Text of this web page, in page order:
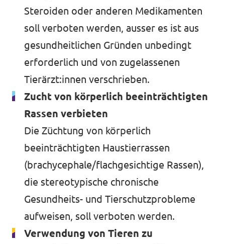
Steroiden oder anderen Medikamenten
soll verboten werden, ausser es ist aus
gesundheitlichen Gründen unbedingt
erforderlich und von zugelassenen
Tierärzt:innen verschrieben.
Zucht von körperlich beeinträchtigten
Rassen verbieten
Die Züchtung von körperlich
beeinträchtigten Haustierrassen
(brachycephale/flachgesichtige Rassen),
die stereotypische chronische
Gesundheits- und Tierschutzprobleme
aufweisen, soll verboten werden.
Verwendung von Tieren zu